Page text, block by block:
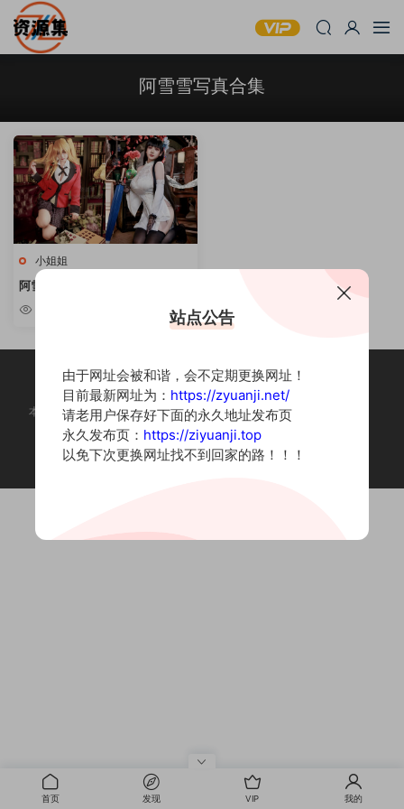
阿雪雪写真合集
小姐姐
阿雪雪 – 萝莉甜美风格写真合集
[持续更新]
本站为摄影写真图片网站，内容来自网络收集整理，仅作个人学习使用。
如有违法内容请联系删除
Copyright © 2022 资源集
首页 发现 VIP 我的
站点公告
由于网址会被和谐，会不定期更换网址！
目前最新网址为： https://zyuanji.net/
请老用户保存好下面的永久地址发布页
永久发布页： https://ziyuanji.top
以免下次更换网址找不到回家的路！！！